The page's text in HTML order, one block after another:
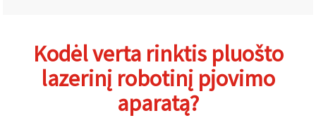
Kodėl verta rinktis pluošto
lazerinį robotinį pjovimo
aparatą?